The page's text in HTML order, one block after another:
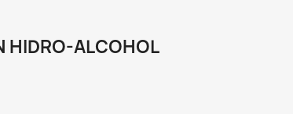
HIDRO-ALCOHOL